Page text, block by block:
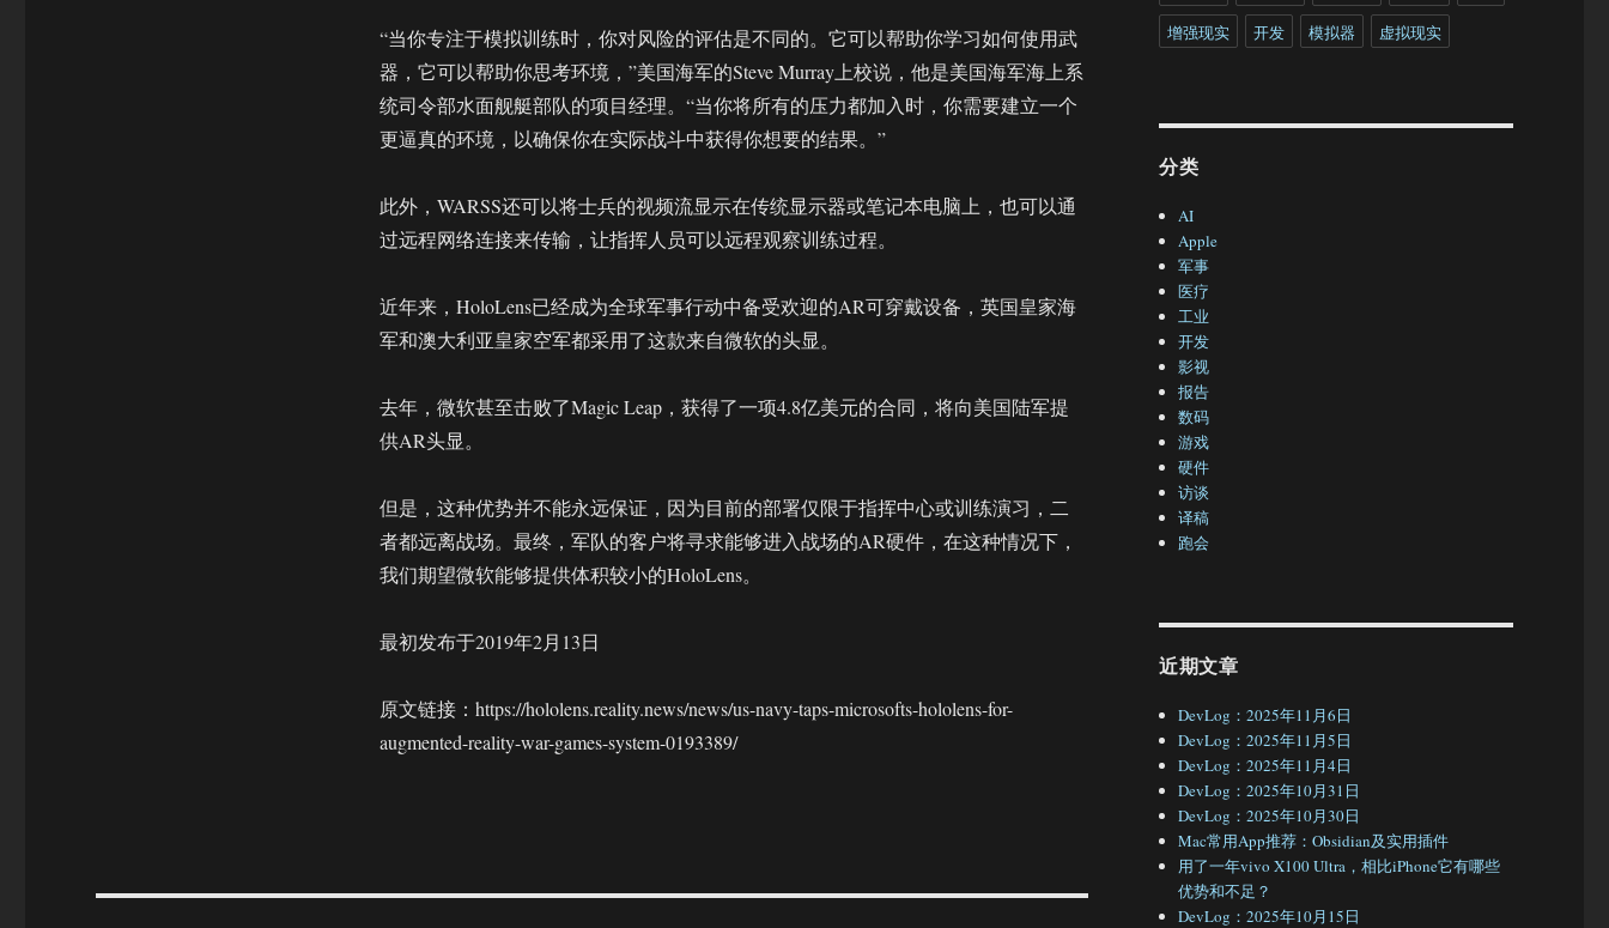
“当你专注于模拟训练时，你对风险的评估是不同的。它可以帮助你学习如何使用武
器，它可以帮助你思考环境，”美国海军的Steve Murray上校说，他是美国海军海上系
统司令部水面舰艇部队的项目经理。“当你将所有的压力都加入时，你需要建立一个
更逼真的环境，以确保你在实际战斗中获得你想要的结果。”
此外，WARSS还可以将士兵的视频流显示在传统显示器或笔记本电脑上，也可以通
过远程网络连接来传输，让指挥人员可以远程观察训练过程。
近年来，HoloLens已经成为全球军事行动中备受欢迎的AR可穿戴设备，英国皇家海
军和澳大利亚皇家空军都采用了这款来自微软的头显。
去年，微软甚至击败了Magic Leap，获得了一项4.8亿美元的合同，将向美国陆军提
供AR头显。
但是，这种优势并不能永远保证，因为目前的部署仅限于指挥中心或训练演习，二
者都远离战场。最终，军队的客户将寻求能够进入战场的AR硬件，在这种情况下，
我们期望微软能够提供体积较小的HoloLens。
最初发布于2019年2月13日
原文链接：https://hololens.reality.news/news/us-navy-taps-microsofts-hololens-for-
augmented-reality-war-games-system-0193389/
增强现实
开发 模拟器 虚拟现实
分类
AI
Apple
军事
医疗
工业
开发
影视
报告
数码
游戏
硬件
访谈
译稿
跑会
近期文章
DevLog：2025年11月6日
DevLog：2025年11月5日
DevLog：2025年11月4日
DevLog：2025年10月31日
DevLog：2025年10月30日
Mac常用App推荐：Obsidian及实用插件
用了一年vivo X100 Ultra，相比iPhone它有哪些
优势和不足？
DevLog：2025年10月15日